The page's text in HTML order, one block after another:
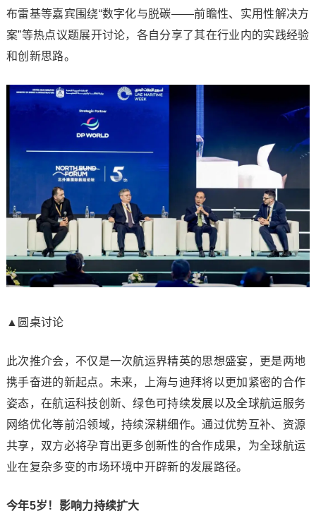
布雷基等嘉宾围绕“数字化与脱碳——前瞻性、实用性解决方
案”等热点议题展开讨论，各自分享了其在行业内的实践经验
和创新思路。
▲圆桌讨论
此次推介会，不仅是一次航运界精英的思想盛宴，更是两地
携手奋进的新起点。未来，上海与迪拜将以更加紧密的合作
姿态，在航运科技创新、绿色可持续发展以及全球航运服务
网络优化等前沿领域，持续深耕细作。通过优势互补、资源
共享，双方必将孕育出更多创新性的合作成果，为全球航运
业在复杂多变的市场环境中开辟新的发展路径。
今年5岁！影响力持续扩大